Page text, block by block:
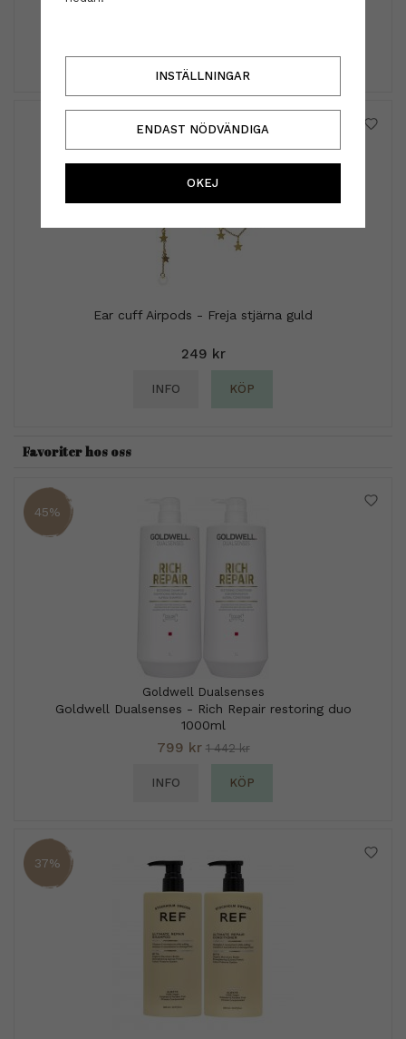
INFO KÖP
Ear cuff Airpods - Freja stjärna guld
249 kr
INFO KÖP
Favoriter hos oss
45%
Goldwell Dualsenses
Goldwell Dualsenses - Rich Repair restoring duo
1000ml
799 kr 1 442 kr
INFO KÖP
37%
INSTÄLLNINGAR
ENDAST NÖDVÄNDIGA
OKEJ